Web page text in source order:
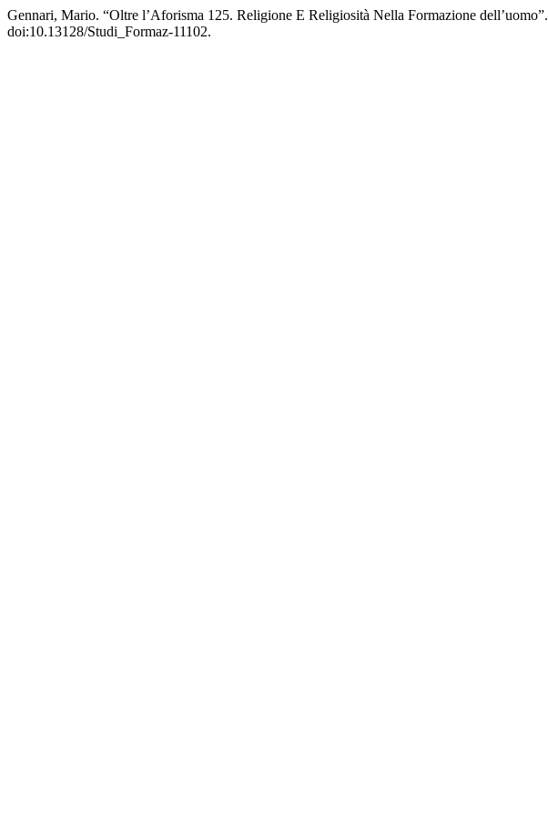
Gennari, Mario. “Oltre l’Aforisma 125. Religione E Religiosità Nella Formazione dell’uomo”.
doi:10.13128/Studi_Formaz-11102.